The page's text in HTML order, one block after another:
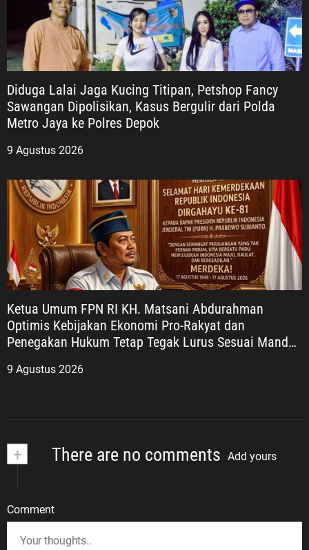
Diduga Lalai Jaga Kucing Titipan, Petshop Fancy
Sawangan Dipolisikan, Kasus Bergulir dari Polda
Metro Jaya ke Polres Depok
9 Agustus 2026
Ketua Umum FPN RI KH. Matsani Abdurahman
Optimis Kebijakan Ekonomi Pro-Rakyat dan
Penegakan Hukum Tetap Tegak Lurus Sesuai Mandat
9 Agustus 2026
+ There are no comments Add yours
Comment